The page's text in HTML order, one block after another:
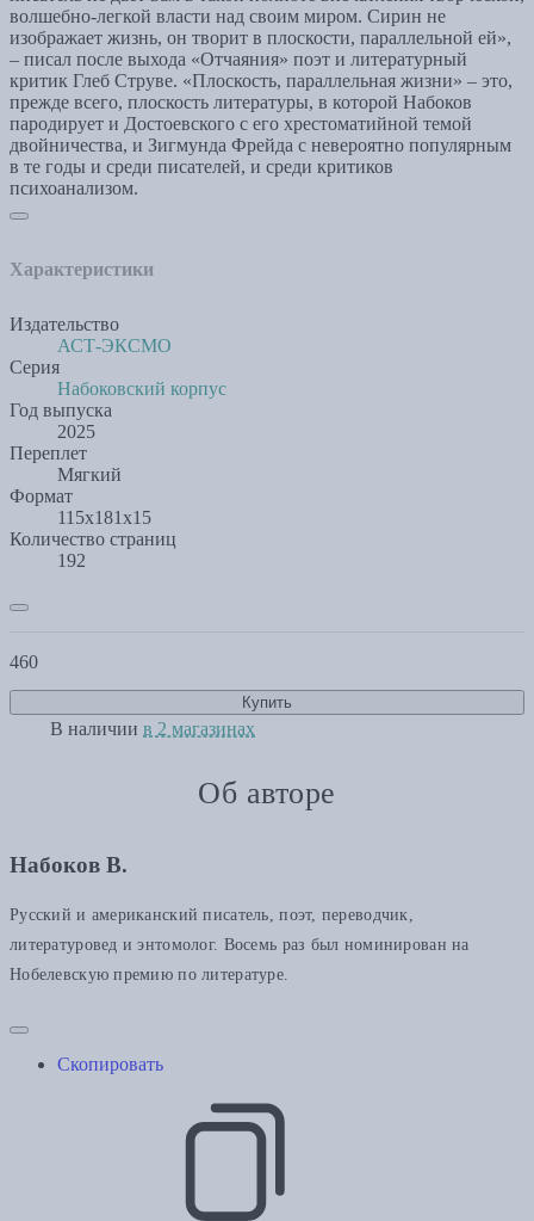
волшебно-легкой власти над своим миром. Сирин не
изображает жизнь, он творит в плоскости, параллельной ей»,
– писал после выхода «Отчаяния» поэт и литературный
критик Глеб Струве. «Плоскость, параллельная жизни» – это,
прежде всего, плоскость литературы, в которой Набоков
пародирует и Достоевского с его хрестоматийной темой
двойничества, и Зигмунда Фрейда с невероятно популярным
в те годы и среди писателей, и среди критиков
психоанализом.
Характеристики
Издательство
АСТ-ЭКСМО
Серия
Набоковский корпус
Год выпуска
2025
Переплет
Мягкий
Формат
115х181x15
Количество страниц
192
460
Купить
В наличии в 2 магазинах
Об авторе
Набоков В.
Русский и американский писатель, поэт, переводчик,
литературовед и энтомолог. Восемь раз был номинирован на
Нобелевскую премию по литературе.
Скопировать